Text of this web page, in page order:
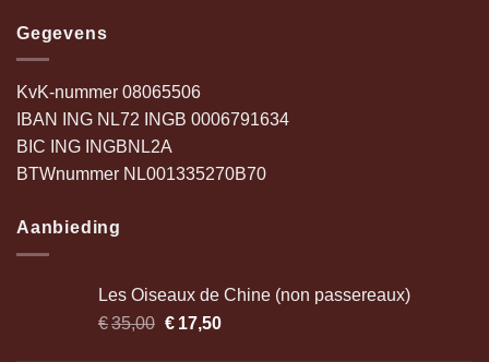
Gegevens
KvK-nummer 08065506
IBAN ING NL72 INGB 0006791634
BIC ING INGBNL2A
BTWnummer NL001335270B70
Aanbieding
Les Oiseaux de Chine (non passereaux)
€35,00 Oorspronkelijke
€ 17,50Huidige